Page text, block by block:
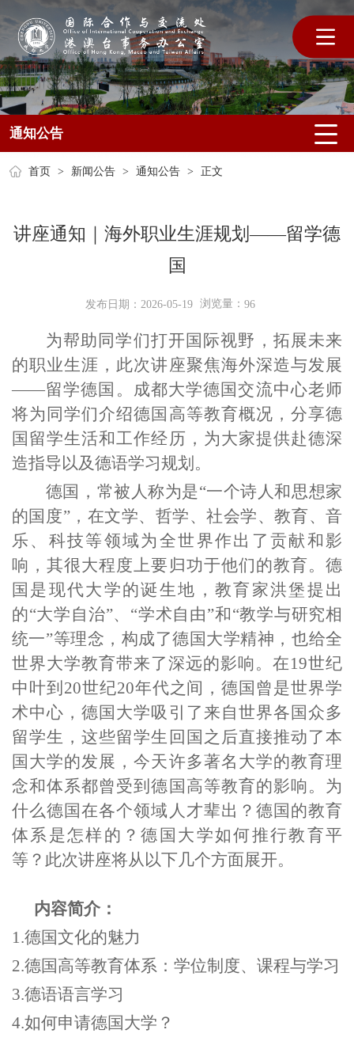
通知公告
首页 > 新闻公告 > 通知公告 > 正文
讲座通知｜海外职业生涯规划——留学德
国
发布日期：2026-05-19 浏览量： 96
为帮助同学们打开国际视野，拓展未来
的职业生涯，此次讲座聚焦海外深造与发展
——留学德国。成都大学德国交流中心老师
将为同学们介绍德国高等教育概况，分享德
国留学生活和工作经历，为大家提供赴德深
造指导以及德语学习规划。
德国，常被人称为是“一个诗人和思想家
的国度”，在文学、哲学、社会学、教育、音
乐、科技等领域为全世界作出了贡献和影
响，其很大程度上要归功于他们的教育。德
国是现代大学的诞生地，教育家洪堡提出
的“大学自治”、 “学术自由”和“教学与研究相
统一”等理念，构成了德国大学精神，也给全
世界大学教育带来了深远的影响。在19世纪
中叶到 20世纪20年代之间，德国曾是世界学
术中心，德国大学吸引了来自世界各国众多
留学生，这些留学生回国之后直接推动了本
国大学的发展，今天许多著名大学的教育理
念和体系都曾受到德国高等教育的影响。为
什么德国在各个领域人才辈出？德国的教育
体系是怎样的？德国大学如何推行教育平
等？此次讲座将从以下几个方面展开。
内容简介：
1.德国文化的魅力
2.德国高等教育体系：学位制度、课程与学习
3.德语语言学习
4.如何申请德国大学？